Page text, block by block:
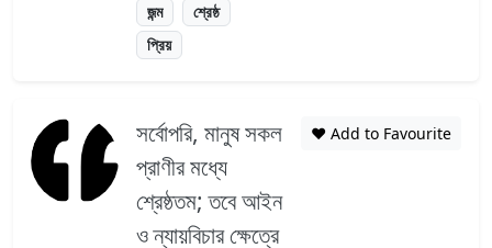
জন্ম
শ্রেষ্ঠ
প্রিয়
সর্বোপরি, মানুষ সকল
প্রাণীর মধ্যে
শ্রেষ্ঠতম; তবে আইন
ও ন্যায়বিচার ক্ষেত্রে
❤️ Add to Favourite